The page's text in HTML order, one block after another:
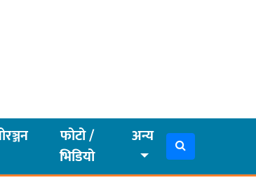
फोटो /
भिडियो
अन्य